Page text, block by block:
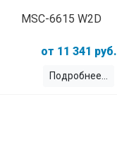
MSC-6615 W2D
11 341 руб.
Подробнее